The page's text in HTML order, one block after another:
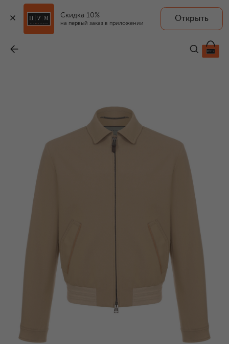
Скидка 10%
на первый заказ в приложении
Открыть
115 000 ₽